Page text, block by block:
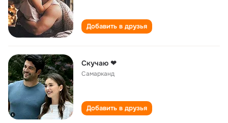
Добавить в друзья
Скучаю ❤
Самарканд
Добавить в друзья